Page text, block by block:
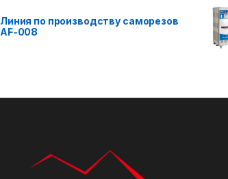
out of 5
Линия по производству саморезов
AF-008